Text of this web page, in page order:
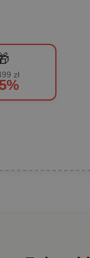
zł